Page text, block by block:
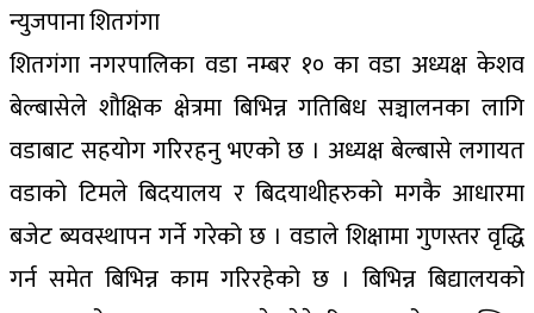
न्युजपाना शितगंगा
शितगंगा नगरपालिका वडा नम्बर १० का वडा अध्यक्ष केशव
बेल्बासेले शौक्षिक क्षेत्रमा बिभिन्न गतिबिध सञ्चालनका लागि
वडाबाट सहयोग गरिरहनु भएको छ । अध्यक्ष बेल्बासे लगायत
वडाको टिमले बिदयालय र बिदयाथीहरुको मगकै आधारमा
बजेट ब्यवस्थापन गर्ने गरेको छ । वडाले शिक्षामा गुणस्तर वृद्धि
गर्न समेत बिभिन्न काम गरिरहेको छ । बिभिन्न बिद्यालयको